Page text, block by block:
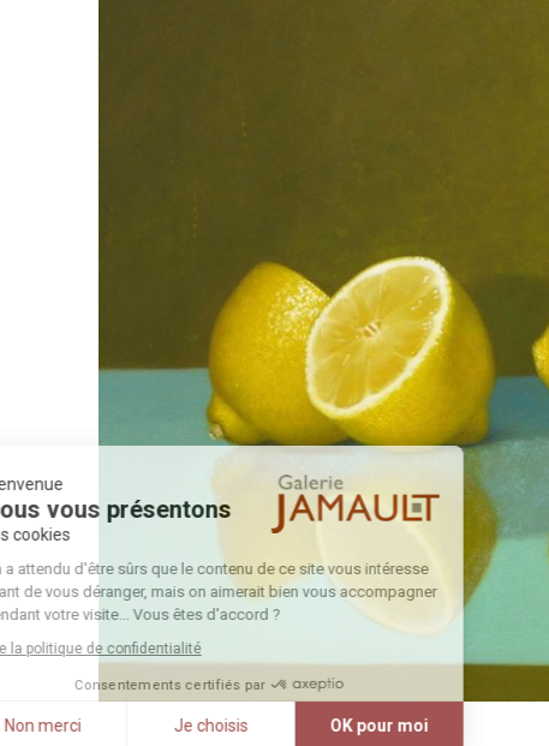
Bienvenue
Nous vous présentons
Les cookies
On a attendu d'être sûrs que le contenu de ce site vous intéresse
avant de vous déranger, mais on aimerait bien vous accompagner
pendant votre visite... Vous êtes d'accord ?
Lire la politique de confidentialité
Consentements certifiés par
Non merci Je choisis OK pour moi